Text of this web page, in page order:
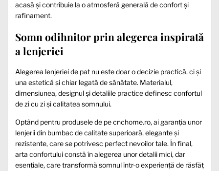
acasă și contribuie la o atmosferă generală de confort și
rafinament.
Somn odihnitor prin alegerea inspirată
a lenjeriei
Alegerea lenjeriei de pat nu este doar o decizie practică, ci și
una estetică și chiar legată de sănătate. Materialul,
dimensiunea, designul și detaliile practice definesc confortul
de zi cu zi și calitatea somnului.
Optând pentru produsele de pe cnchome.ro, ai garanția unor
lenjerii din bumbac de calitate superioară, elegante și
rezistente, care se potrivesc perfect nevoilor tale. În final,
arta confortului constă în alegerea unor detalii mici, dar
esențiale, care transformă somnul într-o experiență de răsfăț